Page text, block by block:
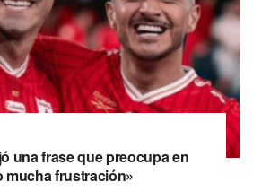
una frase que preocupa en
mucha frustración»